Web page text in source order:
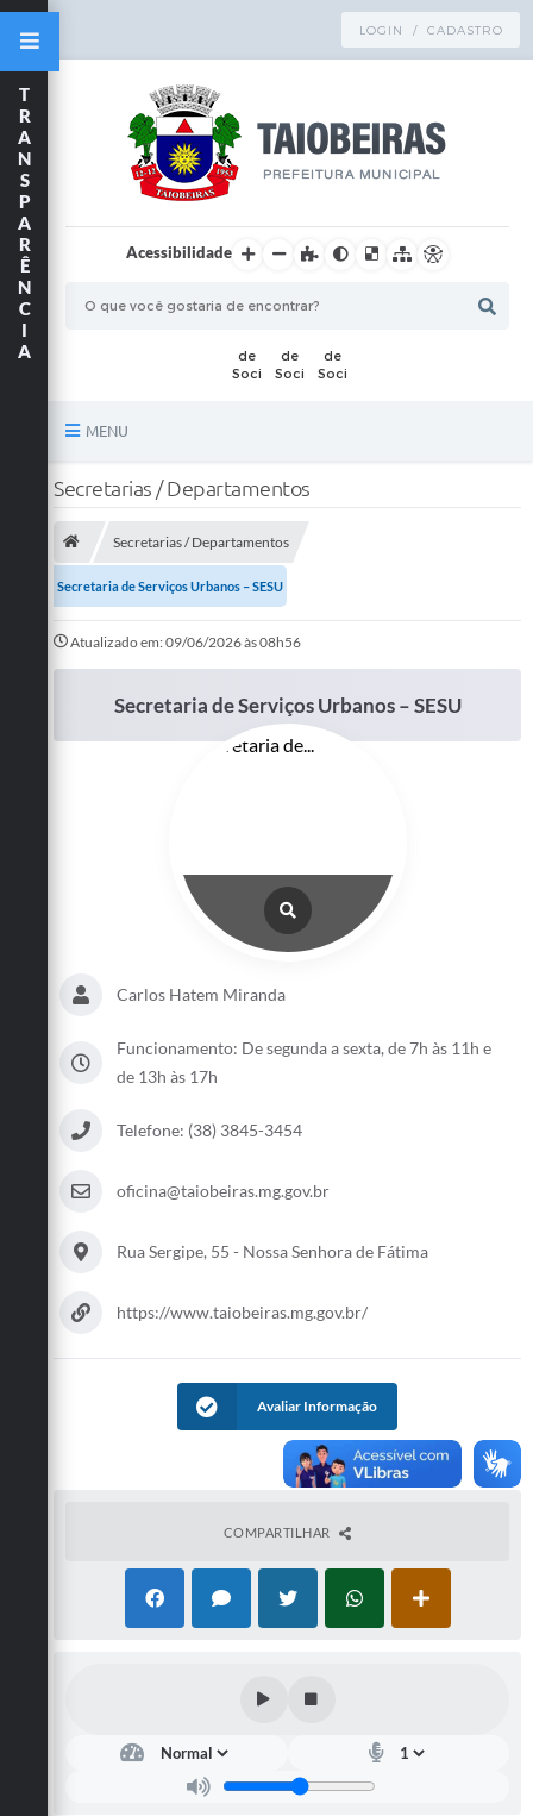
LOGIN / CADASTRO
Acessibilidade
MENU
Principal
A Nossa Cidade
Conselho Tutelar.
Carta de Serviços
Emprega
Agenda
Serviços Online
Secretarias
T
R
A
N
S
P
A
R
Ê
N
C
I
A
Secretarias / Departamentos
Secretarias / Departamentos
Secretaria de Serviços Urbanos – SESU
Atualizado em: 09/06/2026 às 08h56
Secretaria de Serviços Urbanos – SESU
Carlos Hatem Miranda
Funcionamento: De segunda a sexta, de 7h às 11h e
de 13h às 17h
Telefone: (38) 3845-3454
oficina@taiobeiras.mg.gov.br
Rua Sergipe, 55 - Nossa Senhora de Fátima
https://www.taiobeiras.mg.gov.br/
Avaliar Informação
COMPARTILHAR